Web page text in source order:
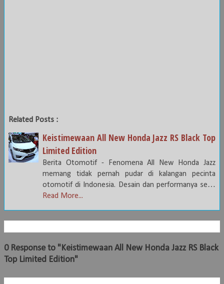
Related Posts :
Keistimewaan All New Honda Jazz RS Black Top
Limited Edition
Berita Otomotif - Fenomena All New Honda Jazz
memang tidak pernah pudar di kalangan pecinta
otomotif di Indonesia. Desain dan performanya se…
Read More...
0 Response to "Keistimewaan All New Honda Jazz RS Black
Top Limited Edition"